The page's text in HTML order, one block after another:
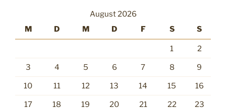
August 2026
M
D M D F S S
1 2
3 4 5 6 7 8 9
10 11 12 13 14 15 16
17 18 19 20 21 22 23